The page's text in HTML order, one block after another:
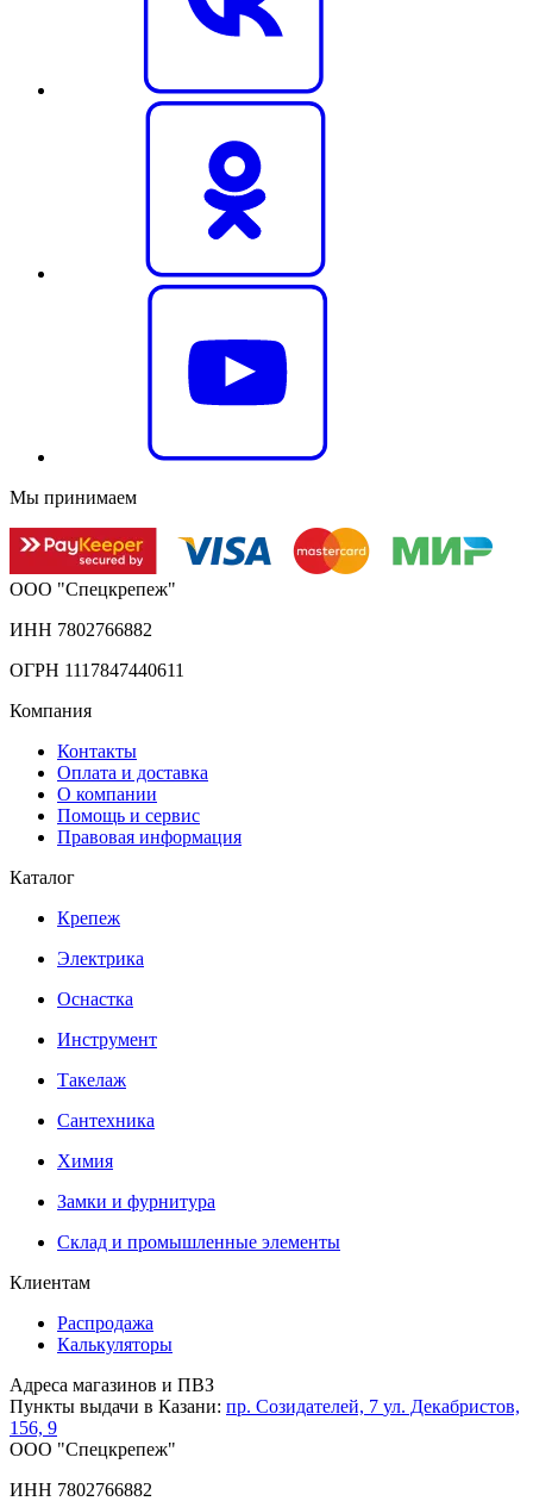
Мы принимаем
ООО "Спецкрепеж"
ИНН 7802766882
ОГРН 1117847440611
Компания
Контакты
Оплата и доставка
О компании
Помощь и сервис
Правовая информация
Каталог
Крепеж
Электрика
Оснастка
Инструмент
Такелаж
Сантехника
Химия
Замки и фурнитура
Склад и промышленные элементы
Клиентам
Распродажа
Калькуляторы
Адреса магазинов и ПВЗ
Пункты выдачи в Казани: пр. Созидателей, 7 ул. Декабристов,
156, 9
ООО "Спецкрепеж"
ИНН 7802766882